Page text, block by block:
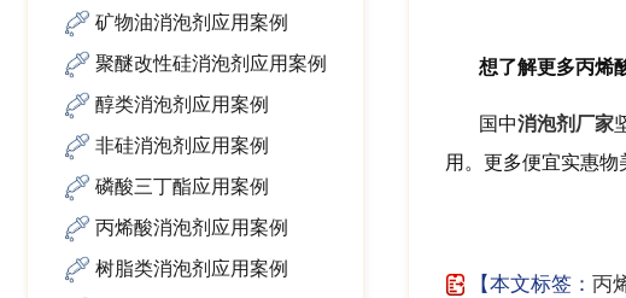
矿物油消泡剂应用案例
聚醚改性硅消泡剂应用案例
醇类消泡剂应用案例
非硅消泡剂应用案例
磷酸三丁酯应用案例
丙烯酸消泡剂应用案例
树脂类消泡剂应用案例
想了解更多丙烯
国中消泡剂厂家
用。更多便宜实惠物
【本文标签： 丙